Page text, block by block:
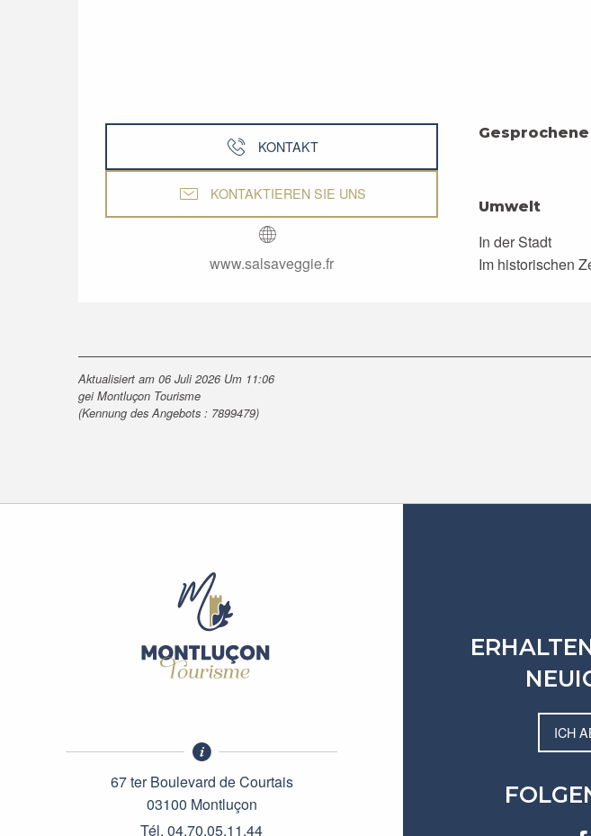
KONTAKT
KONTAKTIEREN SIE UNS
www.salsaveggie.fr
Umwelt
Umwelt
In der Stadt
Im historischen
Aktualisiert am 06 Juli 2026 Um 11:06
gei Montluçon Tourisme
(Kennung des Angebots : 7899479)
67 ter Boulevard de Courtais
03100 Montluçon
Tél. 04.70.05.11.44
ICH